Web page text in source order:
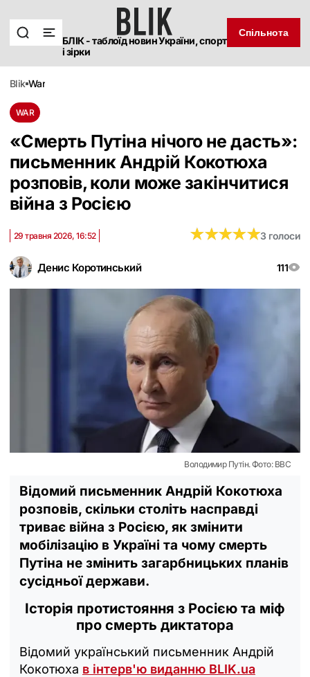
БЛІК - таблоїд новин України, спорт
і зірки
Спільнота
blik war
WAR
«Смерть Путіна нічого не дасть»:
письменник Андрій Кокотюха
розповів, коли може закінчитися
війна з Росією
Денис Коротинський 111
29 травня 2026, 16:52 ★★★★★
★★★★★3 голоси
Володимир Путін. Фото: BBC
Відомий письменник Андрій Кокотюха
розповів, скільки століть насправді
триває війна з Росією, як змінити
мобілізацію в Україні та чому смерть
Путіна не змінить загарбницьких планів
сусідньої держави.
Історія протистояння з Росією та міф
про смерть диктатора
Відомий український письменник Андрій
Кокотюха в інтерв'ю виданню BLIK.ua